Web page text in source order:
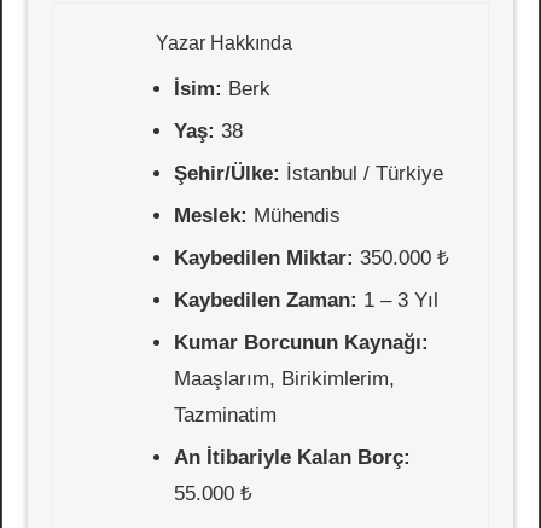
Yazar Hakkında
İsim: Berk
Yaş: 38
Şehir/Ülke: İstanbul / Türkiye
Meslek: Mühendis
Kaybedilen Miktar:350.000 ₺
Kaybedilen Zaman: 1 – 3 Yıl
Kumar Borcunun Kaynağı:
Maaşlarım, Birikimlerim,
Tazminatim
An İtibariyle Kalan Borç:
55.000 ₺